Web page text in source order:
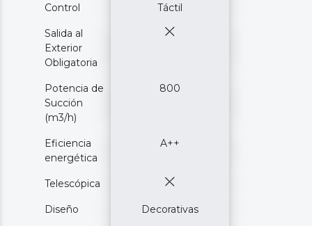
Control Táctil
Salida al
Exterior
Obligatoria
Potencia de
Succión
(m3/h)
800
Eficiencia
energética
A++
Telescópica
Diseño Decorativas